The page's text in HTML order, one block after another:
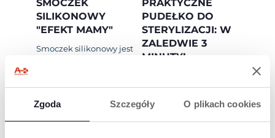
Zgoda Szczegóły O plikach cookies
SMOCZEK
SILIKONOWY
"EFEKT MAMY"
Smoczek silikonowy jest
Silikon jest
PRAKTYCZNE
PUDEŁKO DO
STERYLIZACJI: W
ZALEDWIE 3
MINUTY!
zapakowane są w
można sterylizować.
Ponadto umożliwiają